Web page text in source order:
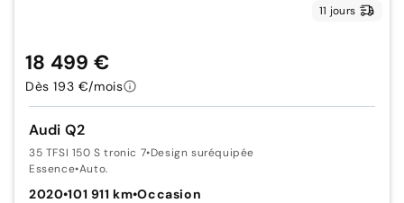
11 jours
Audi Q2
35 TFSI 150 S tronic 7•Design suréquipée
Essence•Auto.
2020•101 911 km•Occasion
18 499 €
Dès 193 €/mois